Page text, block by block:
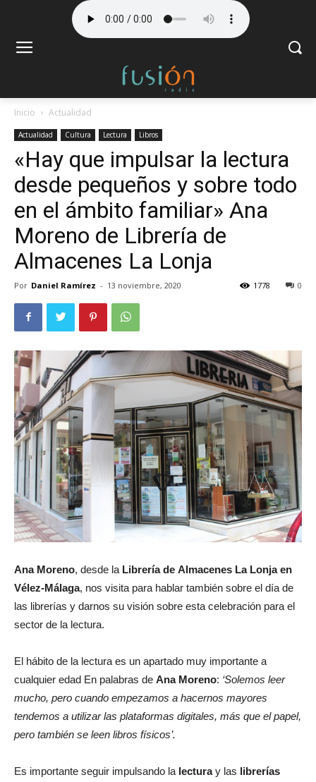
Inicio Actualidad
Actualidad Cultura Lectura Libros
«Hay que impulsar la lectura
desde pequeños y sobre todo
en el ámbito familiar» Ana
Moreno de Librería de
Almacenes La Lonja
Por Daniel Ramírez - 13 noviembre, 2020 0
1778
Ana Moreno, desde la Librería de Almacenes La Lonja en
Vélez-Málaga, nos visita para hablar también sobre el día de
las librerías y darnos su visión sobre esta celebración para el
sector de la lectura.
El hábito de la lectura es un apartado muy importante a
cualquier edad En palabras de Ana Moreno: ‘Solemos leer
mucho, pero cuando empezamos a hacernos mayores
tendemos a utilizar las plataformas digitales, más que el papel,
pero también se leen libros físicos’.
Es importante seguir impulsando la lecturay las librerías